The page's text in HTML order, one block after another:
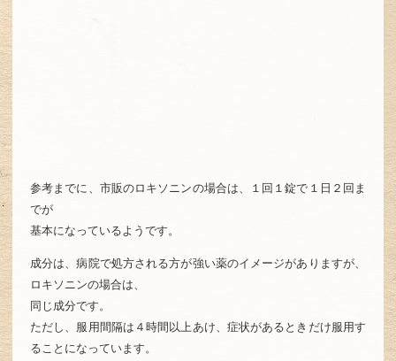
参考までに、市販のロキソニンの場合は、１回１錠で１日２回ま
でが
基本になっているようです。
成分は、病院で処方される方が強い薬のイメージがありますが、
ロキソニンの場合は、
同じ成分です。
ただし、服用間隔は４時間以上あけ、症状があるときだけ服用す
ることになっています。